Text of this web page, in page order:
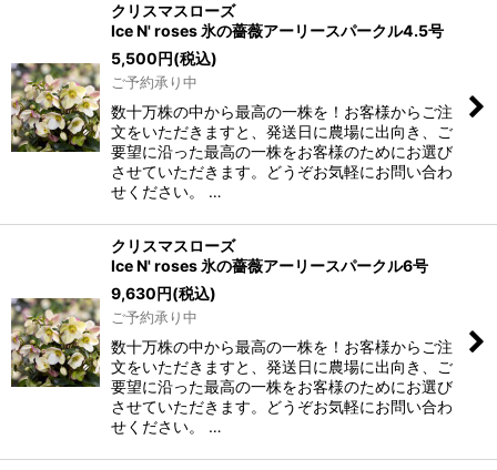
クリスマスローズ
Ice N' roses 氷の薔薇アーリースパークル4.5号
5,500円(税込)
ご予約承り中
数十万株の中から最高の一株を！お客様からご注
文をいただきますと、発送日に農場に出向き、ご
要望に沿った最高の一株をお客様のためにお選び
させていただきます。どうぞお気軽にお問い合わ
せください。 …
クリスマスローズ
Ice N' roses 氷の薔薇アーリースパークル6号
9,630円(税込)
ご予約承り中
数十万株の中から最高の一株を！お客様からご注
文をいただきますと、発送日に農場に出向き、ご
要望に沿った最高の一株をお客様のためにお選び
させていただきます。どうぞお気軽にお問い合わ
せください。 …